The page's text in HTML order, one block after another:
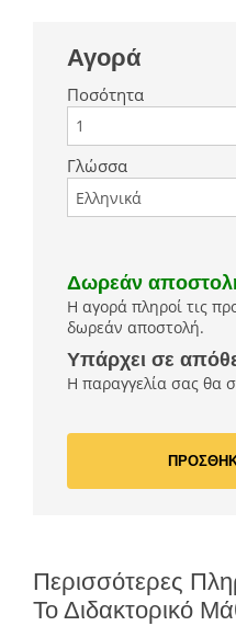
Αγορά
Ποσότητα
Γλώσσα
Δωρεάν
Η αγορά πληροί τις
δωρεάν αποστολή.
Υπάρχει σε
Η παραγγελία σας θα
Περισσότερες
Το Διδακτορικό